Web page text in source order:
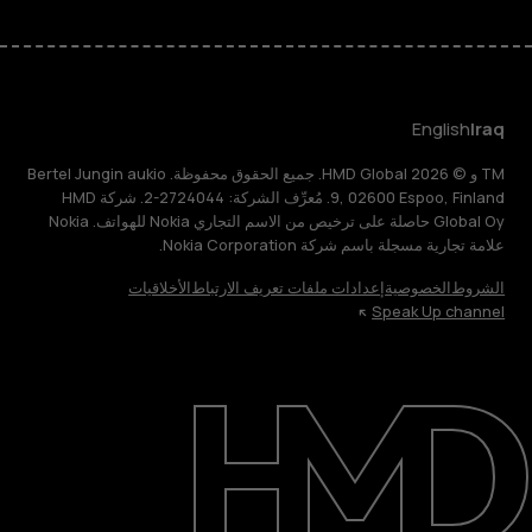
حول
الدعم
Iraq
Iraq
English
TM و © 2026 HMD Global. جميع الحقوق محفوظة. Bertel Jungin aukio
9, 02600 Espoo, Finland. مُعرِّف الشركة: 2724044-2. شركة HMD
Global Oy حاصلة على ترخيص من الاسم التجاري Nokia للهواتف. Nokia
علامة تجارية مسجلة باسم شركة Nokia Corporation.
الشروطالخصوصيةإعدادات ملفات تعريف الارتباطالأخلاقيات
Speak Up channel